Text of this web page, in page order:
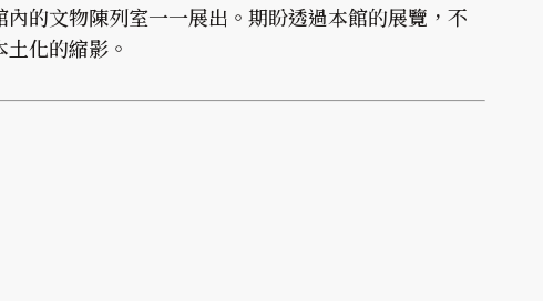
的文物陳列室一一展出。期盼透過本館的展覽，不
化的縮影。